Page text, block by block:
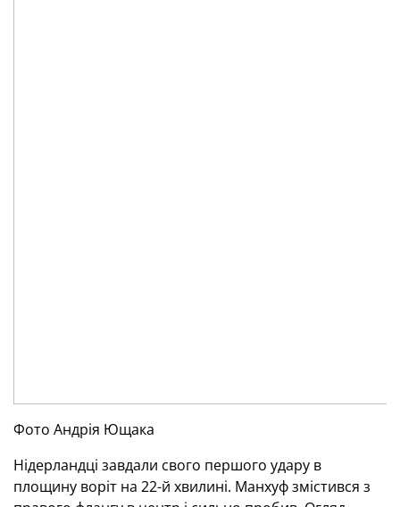
Фото Андрія Ющака
Нідерландці завдали свого першого удару в
площину воріт на 22-й хвилині. Манхуф змістився з